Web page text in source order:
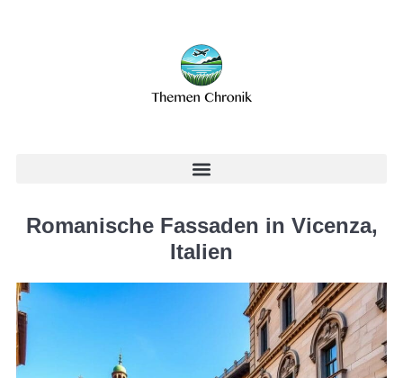
Romanische Fassaden in Vicenza,
Italien